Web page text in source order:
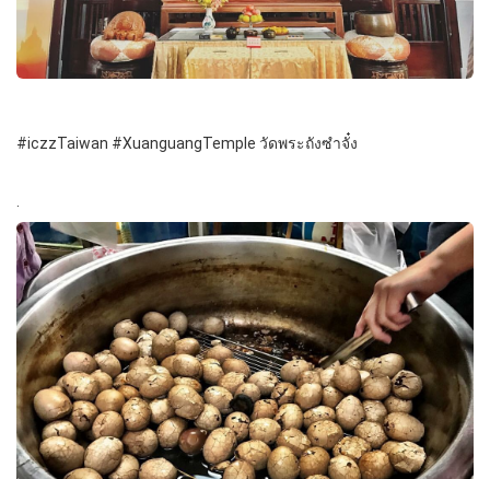
#iczzTaiwan #XuanguangTemple วัดพระถังซำจั๋ง
.